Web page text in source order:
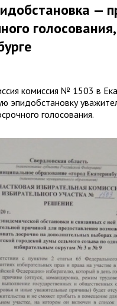
—
комиссия № 1503 в
эпидобстановку
голосования.